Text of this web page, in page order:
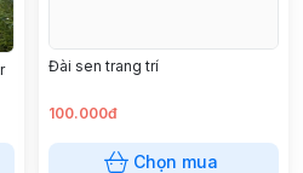
Đài sen trang trí
100.000đ
Chọn mua